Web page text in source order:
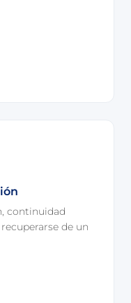
continuidad
de un